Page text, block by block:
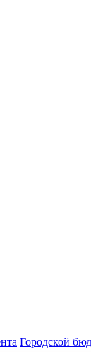
Городской